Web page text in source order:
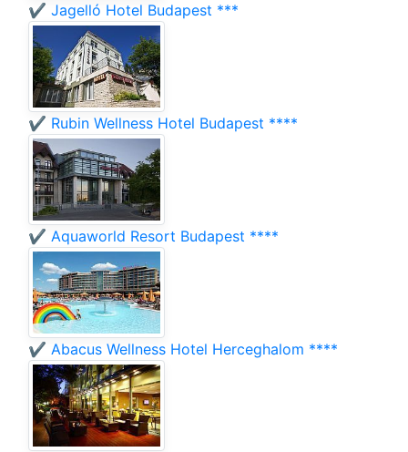
✔️ Jagelló Hotel Budapest ***
✔️ Rubin Wellness Hotel Budapest ****
✔️ Aquaworld Resort Budapest ****
✔️ Abacus Wellness Hotel Herceghalom ****